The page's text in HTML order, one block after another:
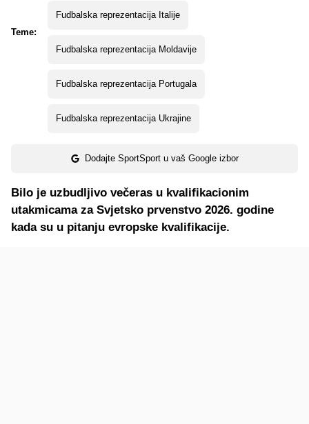
Teme:
Fudbalska reprezentacija Italije
Fudbalska reprezentacija Moldavije
Fudbalska reprezentacija Portugala
Fudbalska reprezentacija Ukrajine
Dodajte SportSport u vaš Google izbor
Bilo je uzbudljivo večeras u kvalifikacionim
utakmicama za Svjetsko prvenstvo 2026. godine
kada su u pitanju evropske kvalifikacije.